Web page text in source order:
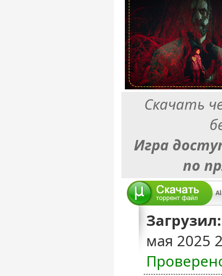
Скачать
Игра
по
Загрузил:
мая 2025